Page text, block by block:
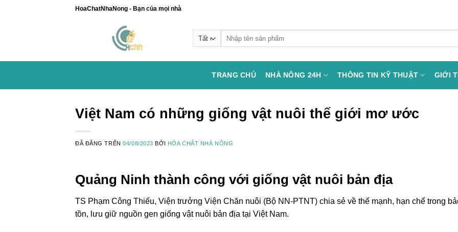
HoaChatNhaNong - Bạn của mọi nhà
TRANG CHỦ NHÀ NÔNG 24H THÔNG TIN KỸ THUẬT GIỚI
Việt Nam có những giống vật nuôi thế giới mơ ước
ĐÃ ĐĂNG TRÊN04/08/2023 BỞI HÓA CHẤT NHÀ NÔNG
Quảng Ninh thành công với giống vật nuôi bản địa
TS Phạm Công Thiếu, Viện trưởng Viện Chăn nuôi (Bộ NN-PTNT) chia sẻ về thế mạnh, hạn chế trong
tồn, lưu giữ nguồn gen giống vật nuôi bản địa tại Việt Nam.